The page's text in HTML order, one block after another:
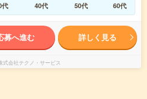
代 40代 50代 60代
募へ進む 詳しく見る
式会社テクノ・サービス